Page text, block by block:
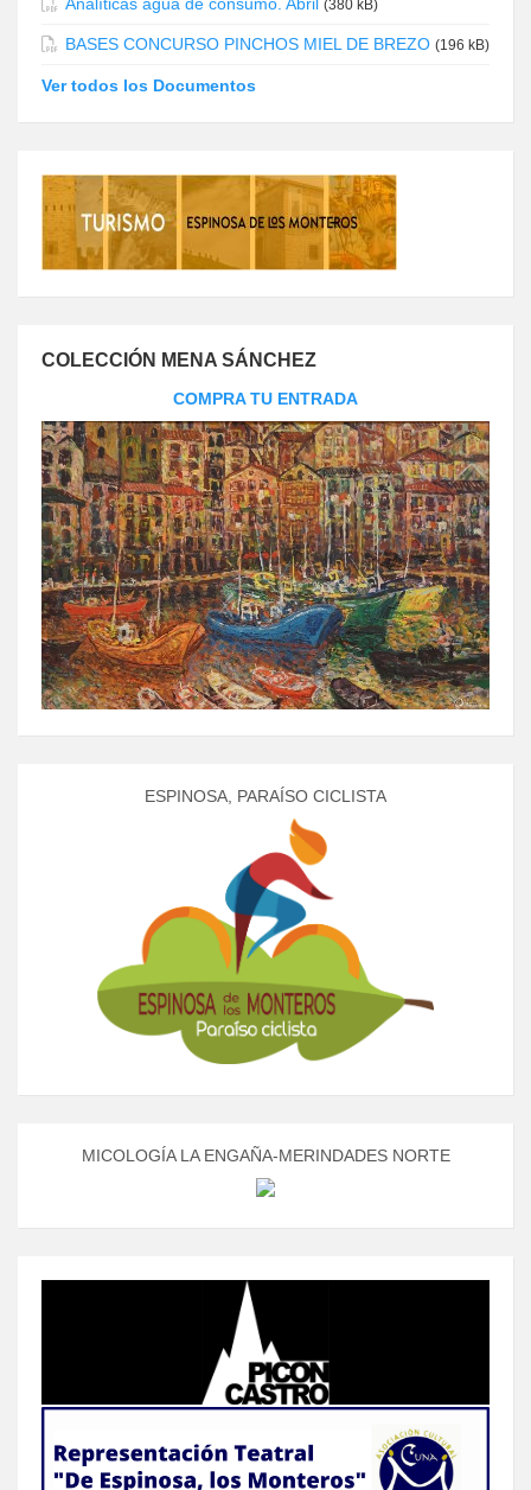
(380 kB)
BASES CONCURSO PINCHOS MIEL DE BREZO (196 kB)
Ver todos los Documentos
COLECCIÓN MENA SÁNCHEZ
COMPRA TU ENTRADA
ESPINOSA, PARAÍSO CICLISTA
MICOLOGÍA LA ENGAÑA-MERINDADES NORTE